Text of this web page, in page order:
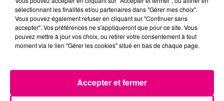
sélectionnant les finalités et/ou partenaires dans "Gérer mes choix".
Vous pouvez également refuser en cliquant sur "Continuer sans
accepter". Vos préférences ne s'appliqueront que pour ce site. Vous
pouvez mettre à jour vos choix, ou retirer votre consentement à tout
moment via le lien "Gérer les cookies" situé en bas de chaque page.
Accepter et fermer